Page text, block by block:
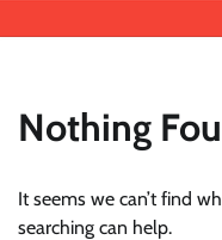
Nothing
It seems we can’t find
searching can help.